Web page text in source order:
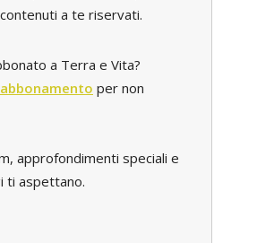
a te riservati.
a Terra e Vita?
per non
approfondimenti speciali e
ti aspettano.